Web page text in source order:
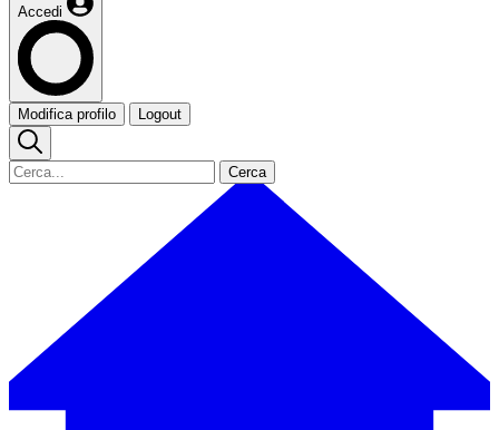
Accedi
Modifica profilo Logout
Cerca